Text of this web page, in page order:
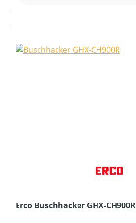
Erco Buschhacker GHX-CH900R